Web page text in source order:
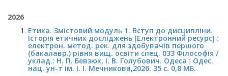
2026
Етика. Змістовий модуль 1. Вступ до дисципліни.
Історія етичних досліджень [Електронний ресурс] :
електрон. метод. рек. для здобувачів першого
(бакалавр.) рівня вищ. освіти спец. 033 Філософія /
уклад.: Н. П. Бевзюк, І. В. Голубович. Одеса : Одес.
нац. ун-т ім. І. І. Мечникова,2026. 35 с. 0,8 МБ.